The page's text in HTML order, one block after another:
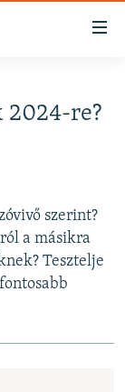
re?
szerint?
a másikra
Tesztelje